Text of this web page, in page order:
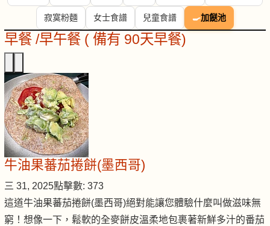
寂寞粉麵 女士食譜 兒童食譜 🍳加餸池
早餐 /早午餐 ( 備有 90天早餐)
牛油果蕃茄捲餅(墨西哥)
三 31, 2025點擊數: 373
這道牛油果蕃茄捲餅(墨西哥)絕對能讓您體驗什麼叫做滋味無
窮！想像一下，鬆軟的全麥餅皮溫柔地包裹著新鮮多汁的番茄